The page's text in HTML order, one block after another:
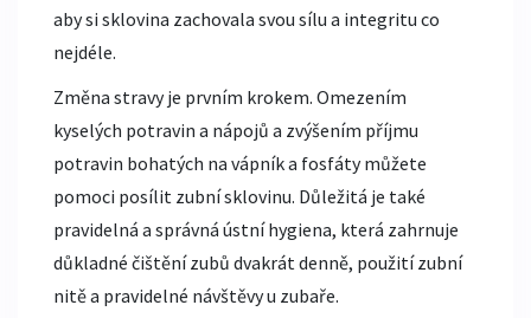
aby si sklovina zachovala svou sílu a integritu co
nejdéle.
Změna stravy je prvním krokem. Omezením
kyselých potravin a nápojů a zvýšením příjmu
potravin bohatých na vápník a fosfáty můžete
pomoci posílit zubní sklovinu. Důležitá je také
pravidelná a správná ústní hygiena, která zahrnuje
důkladné čištění zubů dvakrát denně, použití zubní
nitě a pravidelné návštěvy u zubaře.